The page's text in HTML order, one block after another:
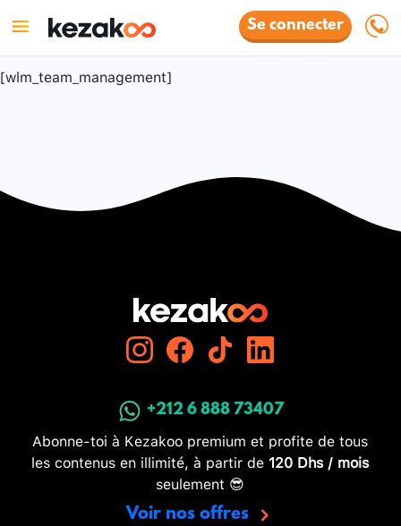
Se connecter
[wlm_team_management]
+212 6 888 73407
Abonne-toi à Kezakoo premium et profite de tous
les contenus en illimité, à partir de 120 Dhs / mois
seulement 😎
Voir nos offres